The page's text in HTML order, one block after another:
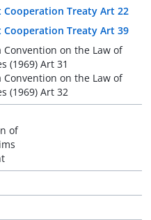
Cooperation Treaty Art 22
Cooperation Treaty Art 39
Convention on the Law of
(1969) Art 31
Convention on the Law of
(1969) Art 32
of